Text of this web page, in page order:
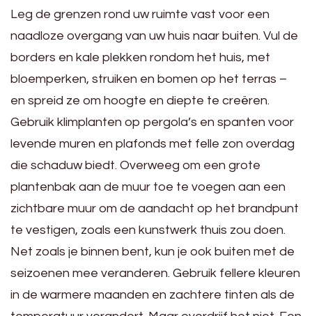
Leg de grenzen rond uw ruimte vast voor een
naadloze overgang van uw huis naar buiten. Vul de
borders en kale plekken rondom het huis, met
bloemperken, struiken en bomen op het terras –
en spreid ze om hoogte en diepte te creëren.
Gebruik klimplanten op pergola’s en spanten voor
levende muren en plafonds met felle zon overdag
die schaduw biedt. Overweeg om een ​​grote
plantenbak aan de muur toe te voegen aan een
zichtbare muur om de aandacht op het brandpunt
te vestigen, zoals een kunstwerk thuis zou doen.
Net zoals je binnen bent, kun je ook buiten met de
seizoenen mee veranderen. Gebruik fellere kleuren
in de warmere maanden en zachtere tinten als de